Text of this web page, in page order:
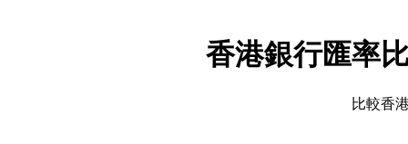
香港銀行匯率
比較香